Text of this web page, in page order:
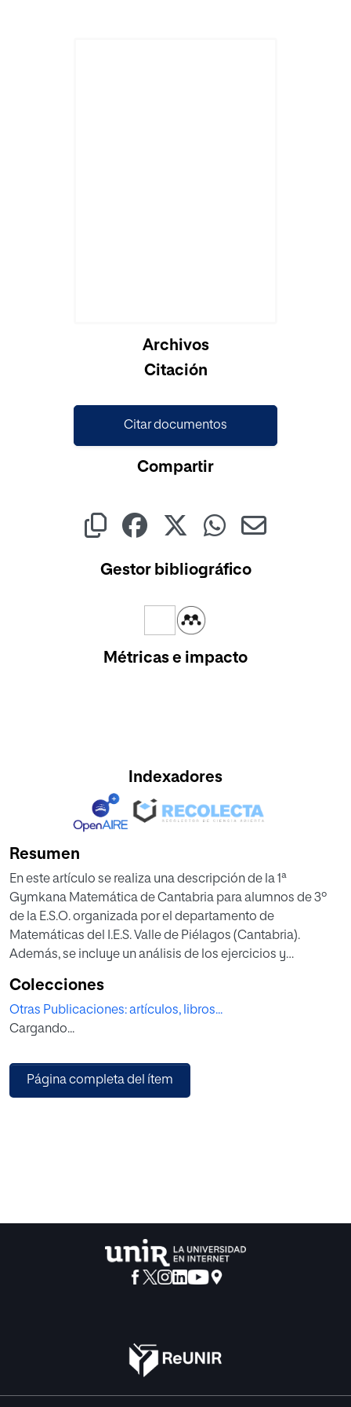
Archivos
Citación
Citar documentos
Compartir
Gestor bibliográfico
Métricas e impacto
Indexadores
Resumen
En este artículo se realiza una descripción de la 1ª
Gymkana Matemática de Cantabria para alumnos de 3º
de la E.S.O. organizada por el departamento de
Matemáticas del I.E.S. Valle de Piélagos (Cantabria).
Además, se incluye un análisis de los ejercicios y
conclusiones extraídas de esta actividad.
Colecciones
Otras Publicaciones: artículos, libros...
Cargando...
Página completa del ítem